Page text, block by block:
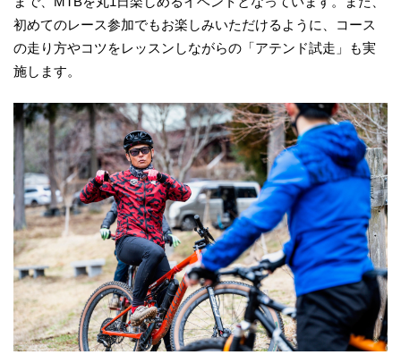
初めてのレース参加でもお楽しみいただけるように、コース
の走り方やコツをレッスンしながらの「アテンド試走」も実
施します。